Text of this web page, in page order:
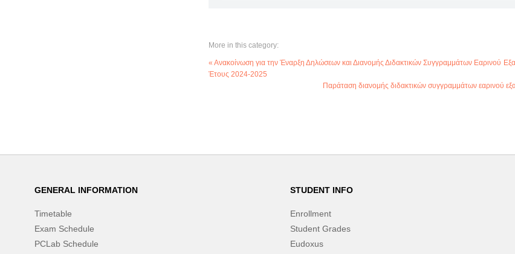
More in this category:
« Ανακοίνωση για την Έναρξη Δηλώσεων και Διανομής Διδακτικών Συγγραμμάτων Εαρινού
Έτους 2024-2025
Παράταση διανομής διδακτικών συγγραμμάτων εαρινού
GENERAL INFORMATION
Timetable
Exam Schedule
PCLab Schedule
STUDENT INFO
Enrollment
Student Grades
Eudoxus